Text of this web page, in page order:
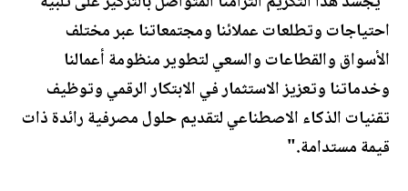
احتياجات وتطلعات عملائنا ومجتمعاتنا عبر مختلف
الأسواق والقطاعات والسعي لتطوير منظومة أعمالنا
وخدماتنا وتعزيز الاستثمار في الابتكار الرقمي وتوظيف
تقنيات الذكاء الاصطناعي لتقديم حلول مصرفية رائدة ذات
قيمة مستدامة."